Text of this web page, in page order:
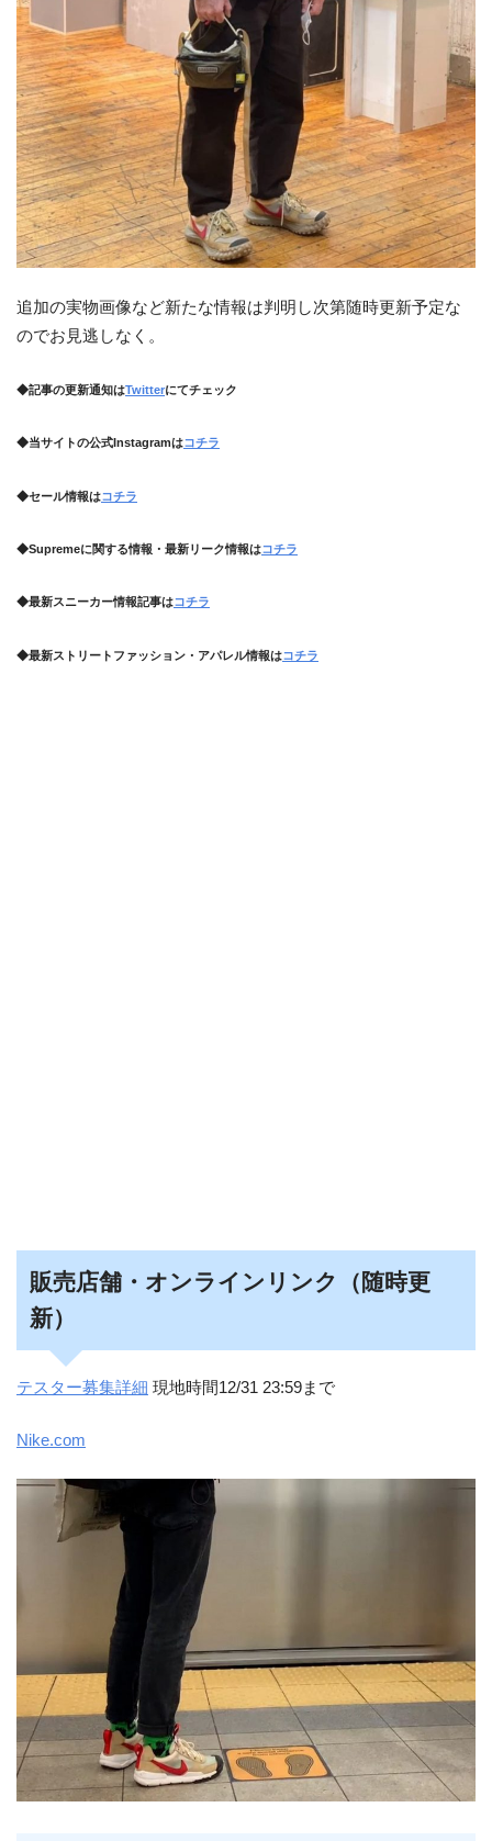
追加の実物画像など新たな情報は判明し次第随時更新予定な
のでお見逃しなく。
◆記事の更新通知はTwitterにてチェック
◆当サイトの公式Instagramはコチラ
◆セール情報はコチラ
◆Supremeに関する情報・最新リーク情報はコチラ
◆最新スニーカー情報記事はコチラ
◆最新ストリートファッション・アパレル情報はコチラ
販売店舗・オンラインリンク（随時更
新）
テスター募集詳細 現地時間12/31 23:59まで
Nike.com